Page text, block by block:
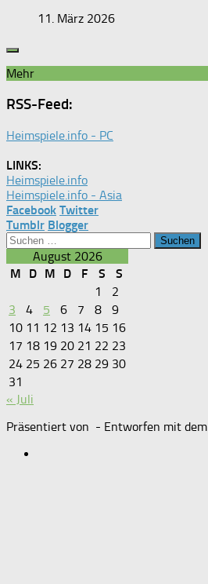
11. März 2026
Mehr
RSS-Feed:
Heimspiele.info - PC
LINKS:
Heimspiele.info
Heimspiele.info - Asia
Facebook Twitter
Tumblr Blogger
Suchen
nach:August 2026
M
D M D F S
S
1
2
3
4 5 6 7 8
9
10 11 12 13 14 15 16
17 18 19 20 21 22 23
24 25 26 27 28 29 30
31
« Juli
Präsentiert von - Entworfen mit dem